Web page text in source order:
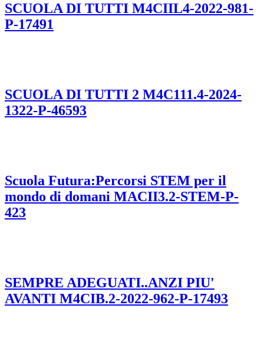
SCUOLA DI TUTTI M4CIIL4-2022-981-
P-17491
SCUOLA DI TUTTI 2 M4C111.4-2024-
1322-P-46593
Scuola Futura:Percorsi STEM per il
mondo di domani MACII3.2-STEM-P-
423
SEMPRE ADEGUATI..ANZI PIU'
AVANTI M4CIB.2-2022-962-P-17493